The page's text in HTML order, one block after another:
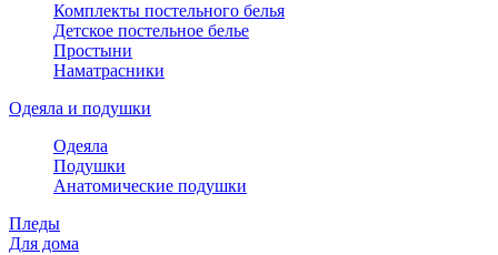
Комплекты постельного белья
Детское постельное белье
Простыни
Наматрасники
Одеяла и подушки
Одеяла
Подушки
Анатомические подушки
Пледы
Для дома